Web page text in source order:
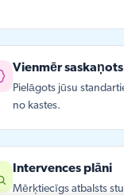
Vienmēr
Pielāgots jūsu
no kastes.
Intervences plāni
Mērķtiecīgs atbalsts